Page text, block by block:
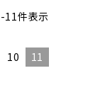
-11件表示
10 11